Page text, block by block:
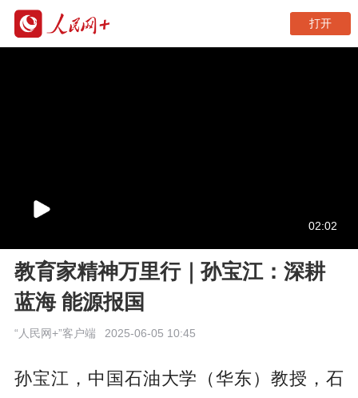
打开
02:02
教育家精神万里行｜孙宝江：深耕
蓝海 能源报国
“人民网+”客户端 2025-06-05 10:45
孙宝江，中国石油大学（华东）教授，石